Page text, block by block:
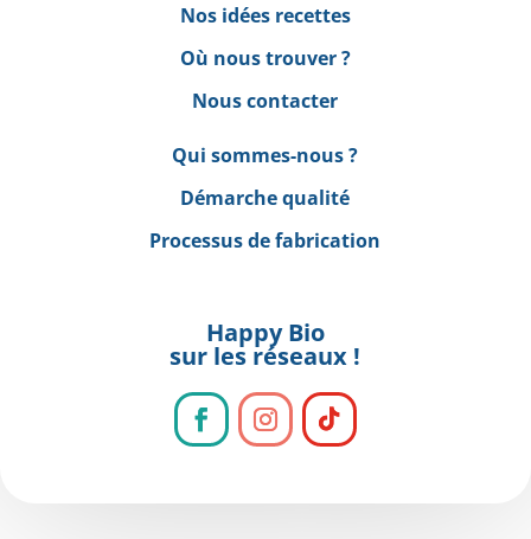
Nos idées recettes
Où nous trouver ?
Nous contacter
Qui sommes-nous ?
Démarche qualité
Processus de fabrication
Happy Bio
sur les réseaux !